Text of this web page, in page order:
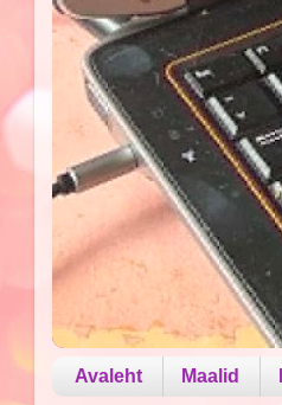
Avaleht Maalid